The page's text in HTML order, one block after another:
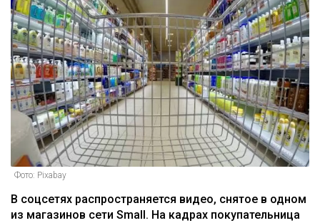
Фото: Pixabay
В соцсетях распространяется видео, снятое в одном
из магазинов сети Small. На кадрах покупательница